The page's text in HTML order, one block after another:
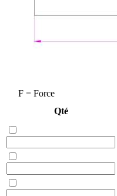
F = Force
Qté